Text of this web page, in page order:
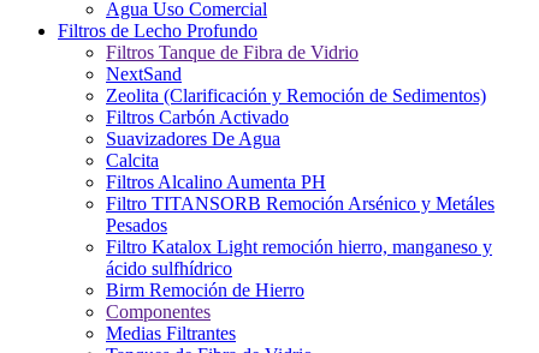
Agua Uso Comercial
Filtros de Lecho Profundo
Filtros Tanque de Fibra de Vidrio
NextSand
Zeolita (Clarificación y Remoción de Sedimentos)
Filtros Carbón Activado
Suavizadores De Agua
Calcita
Filtros Alcalino Aumenta PH
Filtro TITANSORB Remoción Arsénico y Metáles
Pesados
Filtro Katalox Light remoción hierro, manganeso y
ácido sulfhídrico
Birm Remoción de Hierro
Componentes
Medias Filtrantes